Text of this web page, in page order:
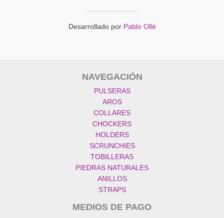
Desarrollado por Pablo Ollé
NAVEGACIÓN
PULSERAS
AROS
COLLARES
CHOCKERS
HOLDERS
SCRUNCHIES
TOBILLERAS
PIEDRAS NATURALES
ANILLOS
STRAPS
MEDIOS DE PAGO